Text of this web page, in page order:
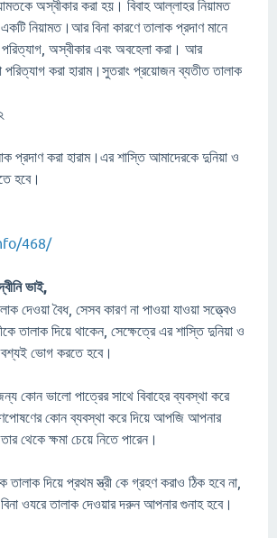
অস্বীকার করা হয়। বিবাহ আল্লাহর নিয়ামত
নিয়ামত।আর বিনা কারণে তালাক প্রদাণ মানে
পরিত্যাগ, অস্বীকার এবং অবহেলা করা। আর
পরিত্যাগ করা হারাম।সুতরাং প্রয়োজন ব্যতীত তালাক
প্রদাণ করা হারাম।এর শাস্তি আমাদেরকে দুনিয়া ও
হবে।
468/
ভাই,
দেওয়া বৈধ, সেসব কারণ না পাওয়া যাওয়া সত্ত্বেও
তালাক দিয়ে থাকেন, সেক্ষেত্রে এর শাস্তি দুনিয়া ও
ভোগ করতে হবে।
কোন ভালো পাত্রের সাথে বিবাহের ব্যবস্থা করে
কোন ব্যবস্থা করে দিয়ে আপজি আপনার
থেকে ক্ষমা চেয়ে নিতে পারেন।
তালাক দিয়ে প্রথম স্ত্রী কে গ্রহণ করাও ঠিক হবে না,
বিনা ওযরে তালাক দেওয়ার দরুন আপনার গুনাহ হবে।